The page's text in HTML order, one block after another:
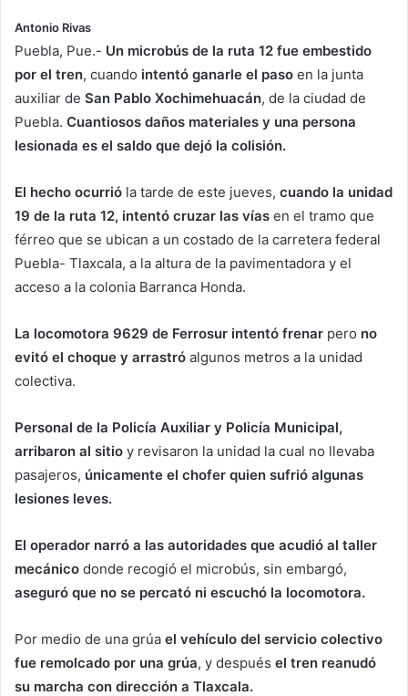
Antonio Rivas
Puebla, Pue.- Un microbús de la ruta 12 fue embestido
por el tren, cuando intentó ganarle el paso en la junta
auxiliar de San Pablo Xochimehuacán, de la ciudad de
Puebla. Cuantiosos daños materiales y una persona
lesionada es el saldo que dejó la colisión.
El hecho ocurrió la tarde de este jueves, cuando la unidad
19 de la ruta 12, intentó cruzar las vías en el tramo que
férreo que se ubican a un costado de la carretera federal
Puebla- Tlaxcala, a la altura de la pavimentadora y el
acceso a la colonia Barranca Honda.
La locomotora 9629 de Ferrosur intentó frenar pero no
evitó el choque y arrastró algunos metros a la unidad
colectiva.
Personal de la Policía Auxiliar y Policía Municipal,
arribaron al sitio y revisaron la unidad la cual no llevaba
pasajeros, únicamente el chofer quien sufrió algunas
lesiones leves.
El operador narró a las autoridades que acudió al taller
mecánico donde recogió el microbús, sin embargó,
aseguró que no se percató ni escuchó la locomotora.
Por medio de una grúa el vehículo del servicio colectivo
fue remolcado por una grúa, y después el tren reanudó
su marcha con dirección a Tlaxcala.